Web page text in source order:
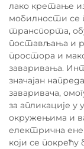
лако кретање
мобилности се
транспорта,
постављања и
простора и
заваривања.
значајан
заваривача,
за апликације
окружењима и
електрична
који се